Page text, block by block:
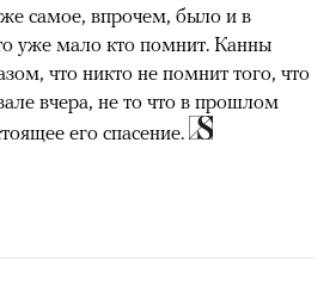
самое, впрочем, было и в
уже мало кто помнит. Канны
что никто не помнит того, что
вчера, не то что в прошлом
его спасение.